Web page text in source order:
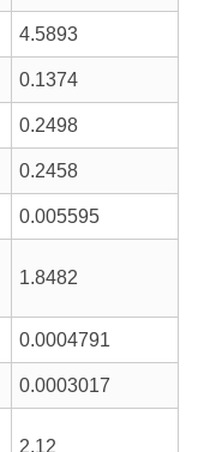
4.5893
0.1374
0.2498
0.2458
0.005595
1.8482
0.0004791
0.0003017
2.12